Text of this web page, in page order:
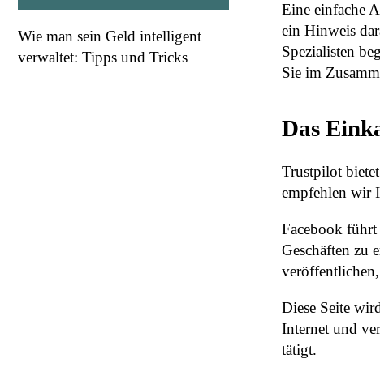
Eine einfache
ein Hinweis
Spezialisten
Sie im
Das
Trustpilot
empfehlen wir
Facebook
Geschäften zu
Diese Seite
Internet und
tätigt.
Wie man sein Geld intelligent
verwaltet: Tipps und Tricks